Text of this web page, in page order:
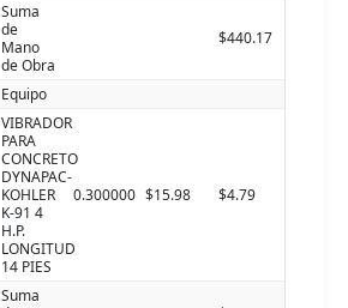
Suma
de
Mano
de Obra
$440.17
Equipo
VIBRADOR
PARA
CONCRETO
DYNAPAC-
KOHLER
K-91 4
H.P.
LONGITUD
14 PIES
0.300000 $15.98 $4.79
Suma